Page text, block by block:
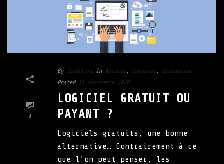
0
By Joséphine In Astuces , Internet , Ordinateur
Posted
11 septembre 2020
LOGICIEL GRATUIT OU
PAYANT ?
Logiciels gratuits, une bonne
alternative… Contrairement à ce
que l’on peut penser, les